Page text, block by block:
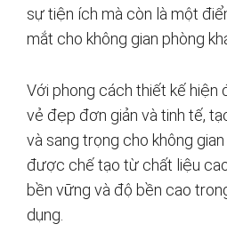
sự tiện ích mà còn là một
mắt cho không gian phòng
Với phong cách thiết kế hiện
vẻ đẹp đơn giản và tinh tế,
và sang trọng cho không
được chế tạo từ chất liệu
bền vững và độ bền cao
dụng.